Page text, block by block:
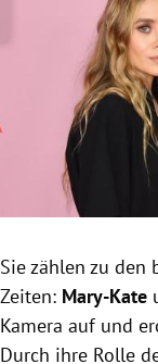
Untermenü
Untermenü
Untermenü
Untermenü
Untermenü
Sie zählen zu den
Zeiten: Mary-Kate
Kamera auf und
Durch ihre Rolle